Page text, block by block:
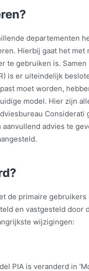
departementen
Hierbij gaat het met
te gebruiken is.
is er uiteindelijk
moet worden,
model. Hier zijn
advies te
de primaire
en vastgesteld door
wijzigingen:
PIA is veranderd in